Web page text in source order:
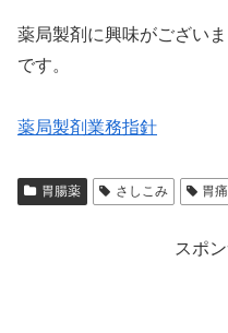
薬局製剤に興味がござい
です。
薬局製剤業務指針
胃腸薬 さしこみ 胃痛
スポ